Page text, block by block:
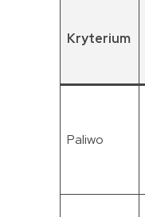
Kryterium
Paliwo